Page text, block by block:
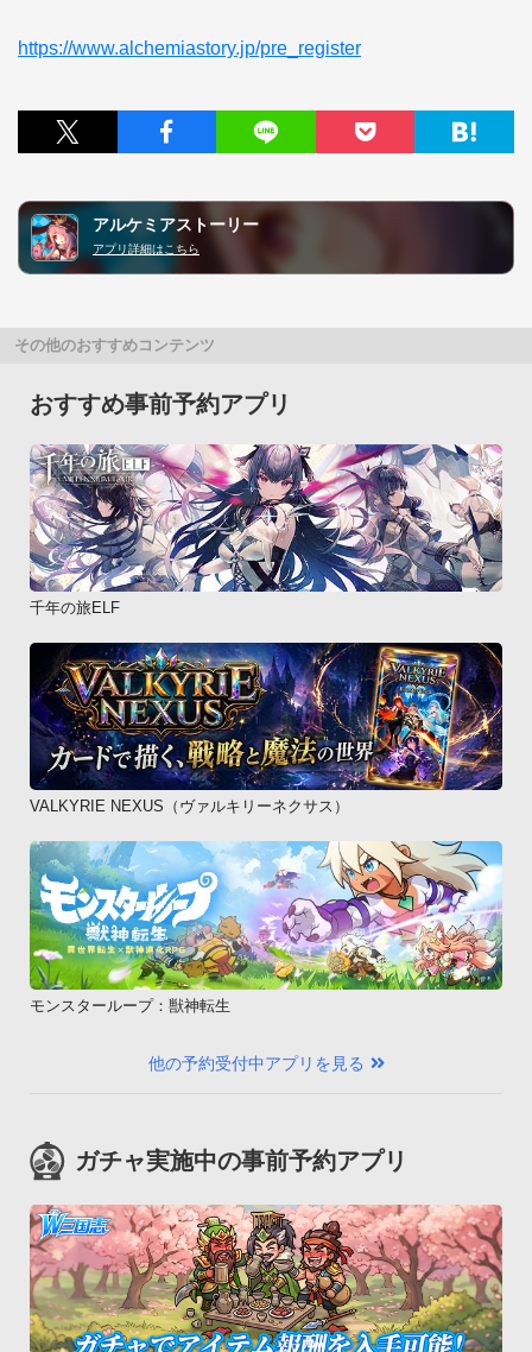
https://www.alchemiastory.jp/pre_register
アルケミアストーリー
アプリ詳細はこちら
その他のおすすめコンテンツ
おすすめ事前予約アプリ
千年の旅ELF
VALKYRIE NEXUS（ヴァルキリーネクサス）
モンスターループ：獣神転生
他の予約受付中アプリを見る
ガチャ実施中の事前予約アプリ